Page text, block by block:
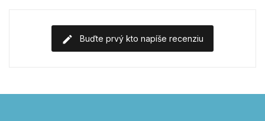
Buďte prvý kto napíše recenziu